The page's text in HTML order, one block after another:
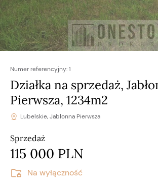
Na wyłączność
Numer referencyjny:1
Działka na sprzedaż,
Pierwsza, 1234m2
Lubelskie, Jabłonna Pierwsza
Sprzedaż
115 000 PLN